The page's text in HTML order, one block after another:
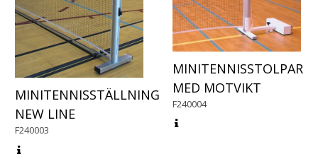
MINITENNISSTÄLLNING
NEW LINE
F240003
MINITENNISSTOLPAR
MED MOTVIKT
F240004